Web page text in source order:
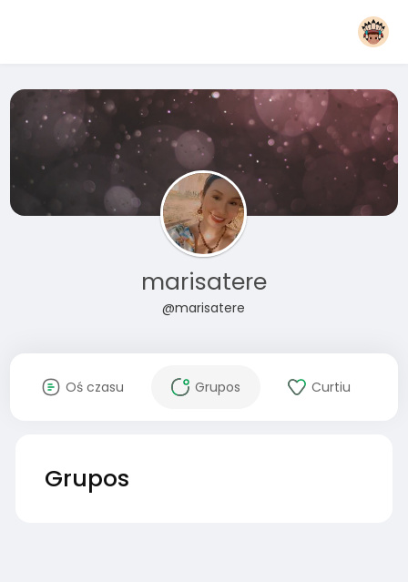
marisatere
@marisatere
Oś czasu Grupos Curtiu
Grupos